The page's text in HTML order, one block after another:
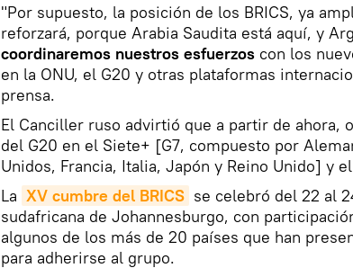
"Por supuesto, la posición de los BRICS, ya
reforzará, porque Arabia Saudita está aquí, y
coordinaremos nuestros esfuerzos con los
en la ONU, el G20 y otras plataformas
prensa.
El Canciller ruso advirtió que a partir de ahora,
del G20 en el Siete+ [G7, compuesto por
Unidos, Francia, Italia, Japón y Reino Unido] y
La XV cumbre del BRICS se celebró del 22 al
sudafricana de Johannesburgo, con
algunos de los más de 20 países que han
para adherirse al grupo.